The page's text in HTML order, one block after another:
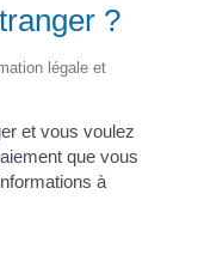
?
légale et
et vous voulez
que vous
à